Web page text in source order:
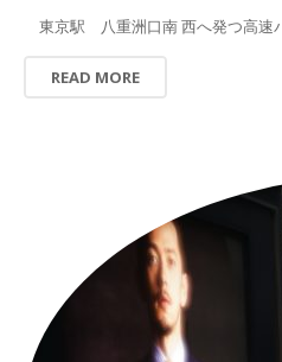
東京駅 八重洲口南 西へ発つ高速
READ MORE